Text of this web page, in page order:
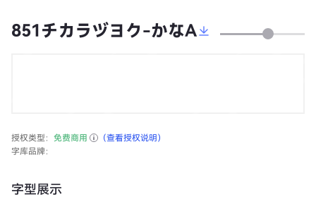
851チカラヅヨク-かなA
授权类型： 免费商用
（查看授权说明）
字库品牌：
字型展示